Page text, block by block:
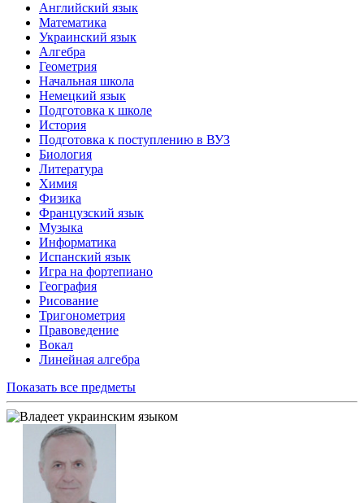
Английский язык
Математика
Украинский язык
Алгебра
Геометрия
Начальная школа
Немецкий язык
Подготовка к школе
История
Подготовка к поступлению в ВУЗ
Биология
Литература
Химия
Физика
Французский язык
Музыка
Информатика
Испанский язык
Игра на фортепиано
География
Рисование
Тригонометрия
Правоведение
Вокал
Линейная алгебра
Показать все предметы